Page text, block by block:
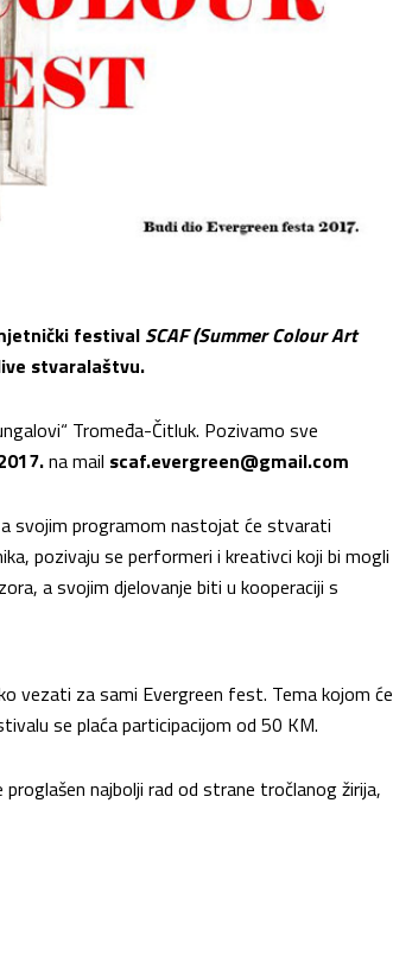
festival SCAF (Summer Colour Art
stvaralaštvu.
Tromeđa-Čitluk. Pozivamo sve
na mail scaf.evergreen@gmail.com
a svojim programom nastojat će stvarati
pozivaju se performeri i kreativci koji bi mogli
a svojim djelovanje biti u kooperaciji s
vezati za sami Evergreen fest. Tema kojom će
se plaća participacijom od 50 KM.
najbolji rad od strane tročlanog žirija,